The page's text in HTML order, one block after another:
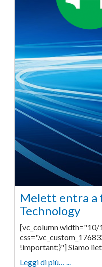
Melett entra a
Technology
[vc_column width="10/
!important;}"] Siamo
Leggi di più… ...